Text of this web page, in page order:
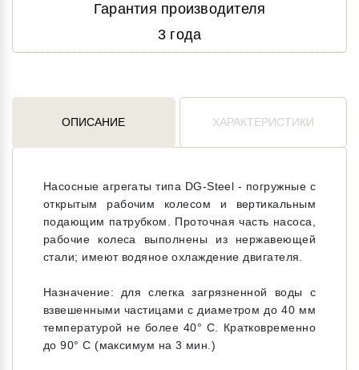
Гарантия производителя
3 года
ОПИСАНИЕ ХАРАКТЕРИСТИКИ
Насосные агрегаты типа DG-Steel - погружные с
открытым рабочим колесом и вертикальным
подающим патрубком. Проточная часть насоса,
рабочие колеса выполнены из нержавеющей
стали; имеют водяное охлаждение двигателя.
Назначение: для слегка загрязненной воды с
взвешенными частицами с диаметром до 40 мм
температурой не более 40° С. Кратковременно
до 90° С (максимум на 3 мин.)